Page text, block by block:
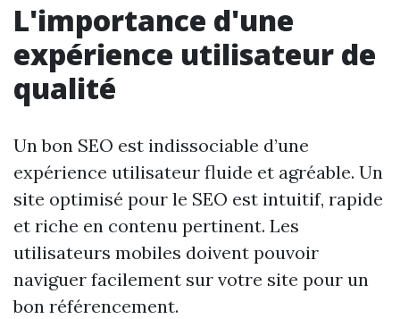
L'importance d'une
expérience utilisateur de
qualité
Un bon SEO est indissociable d’une
expérience utilisateur fluide et agréable. Un
site optimisé pour le SEO est intuitif, rapide
et riche en contenu pertinent. Les
utilisateurs mobiles doivent pouvoir
naviguer facilement sur votre site pour un
bon référencement.